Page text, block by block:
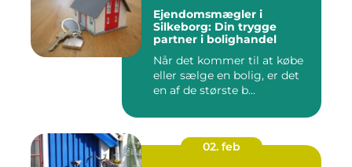
Ejendomsmægler i
Silkeborg: Din trygge
partner i bolighandel
Når det kommer til at købe
eller sælge en bolig, er det
en af de største b...
02. feb